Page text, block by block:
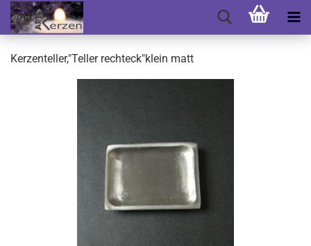
Kerzenteller,"Teller rechteck"klein matt